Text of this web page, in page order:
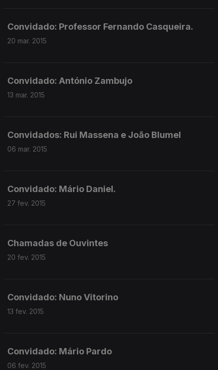
Convidado: Professor Fernando Casqueira.
20 mar. 2015
Convidado: António Zambujo
13 mar. 2015
Convidados: Rui Massena e João Blumel
06 mar. 2015
Convidado: Mário Daniel.
27 fev. 2015
Chamadas de Ouvintes
20 fev. 2015
Convidado: Nuno Vitorino
13 fev. 2015
Convidado: Mário Pardo
06 fev. 2015